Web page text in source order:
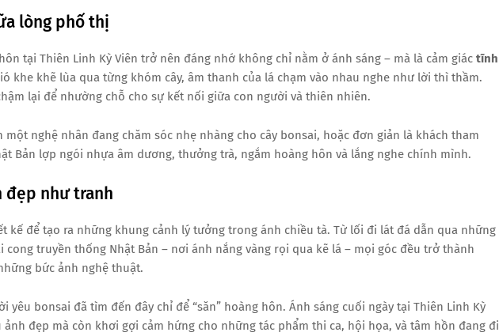
lòng phố thị
tại Thiên Linh Kỳ Viên trở nên đáng nhớ không chỉ nằm ở ánh sáng – mà là cảm giác tĩnh
khe khẽ lùa qua từng khóm cây, âm thanh của lá chạm vào nhau nghe như lời thì thầm.
lại để nhường chỗ cho sự kết nối giữa con người và thiên nhiên.
một nghệ nhân đang chăm sóc nhẹ nhàng cho cây bonsai, hoặc đơn giản là khách tham
Bản lợp ngói nhựa âm dương, thưởng trà, ngắm hoàng hôn và lắng nghe chính mình.
đẹp như tranh
kế để tạo ra những khung cảnh lý tưởng trong ánh chiều tà. Từ lối đi lát đá dẫn qua những
cong truyền thống Nhật Bản – nơi ánh nắng vàng rọi qua kẽ lá – mọi góc đều trở thành
bức ảnh nghệ thuật.
yêu bonsai đã tìm đến đây chỉ để “săn” hoàng hôn. Ánh sáng cuối ngày tại Thiên Linh Kỳ
đẹp mà còn khơi gợi cảm hứng cho những tác phẩm thi ca, hội họa, và tâm hồn đang đi